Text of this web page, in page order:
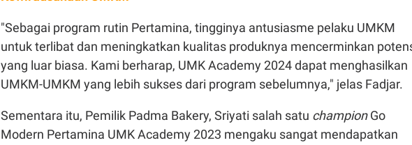
"Sebagai program rutin Pertamina, tingginya antusiasme pelaku UMKM
untuk terlibat dan meningkatkan kualitas produknya mencerminkan
yang luar biasa. Kami berharap, UMK Academy 2024 dapat menghasilkan
UMKM-UMKM yang lebih sukses dari program sebelumnya," jelas Fadjar.
Sementara itu, Pemilik Padma Bakery, Sriyati salah satu championGo
Modern Pertamina UMK Academy 2023 mengaku sangat mendapatkan